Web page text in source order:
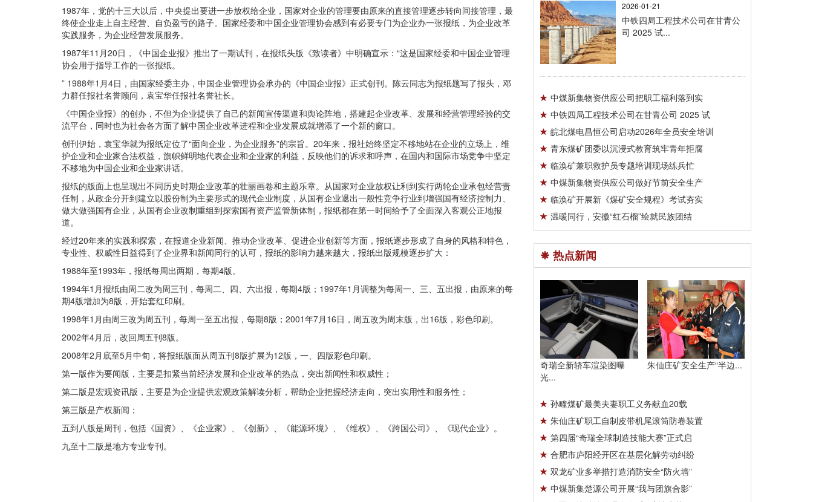
1987年，党的十三大以后，中央提出要进一步放权给企业，国家对企业的管理要由原来的直接管理逐步转向间接管理，最
终使企业走上自主经营、自负盈亏的路子。国家经委和中国企业管理协会感到有必要专门为企业办一张报纸，为企业改革
实践服务，为企业经营发展服务。
1987年11月20日，《中国企业报》推出了一期试刊，在报纸头版《致读者》中明确宣示：“这是国家经委和中国企业管理
协会用于指导工作的一张报纸。
” 1988年1月4日，由国家经委主办，中国企业管理协会承办的《中国企业报》正式创刊。陈云同志为报纸题写了报头，邓
力群任报社名誉顾问，袁宝华任报社名誉社长。
《中国企业报》的创办，不但为企业提供了自己的新闻宣传渠道和舆论阵地，搭建起企业改革、发展和经营管理经验的交
流平台，同时也为社会各方面了解中国企业改革进程和企业发展成就增添了一个新的窗口。
创刊伊始，袁宝华就为报纸定位了“面向企业，为企业服务”的宗旨。20年来，报社始终坚定不移地站在企业的立场上，维
护企业和企业家合法权益，旗帜鲜明地代表企业和企业家的利益，反映他们的诉求和呼声，在国内和国际市场竞争中坚定
不移地为中国企业和企业家讲话。
报纸的版面上也呈现出不同历史时期企业改革的壮丽画卷和主题乐章。从国家对企业放权让利到实行两轮企业承包经营责
任制，从政企分开到建立以股份制为主要形式的现代企业制度，从国有企业退出一般性竞争行业到增强国有经济控制力、
做大做强国有企业，从国有企业改制重组到探索国有资产监管新体制，报纸都在第一时间给予了全面深入客观公正地报
道。
经过20年来的实践和探索，在报道企业新闻、推动企业改革、促进企业创新等方面，报纸逐步形成了自身的风格和特色，
专业性、权威性日益得到了企业界和新闻同行的认可，报纸的影响力越来越大，报纸出版规模逐步扩大：
1988年至1993年，报纸每周出两期，每期4版。
1994年1月报纸由周二改为周三刊，每周二、四、六出报，每期4版；1997年1月调整为每周一、三、五出报，由原来的每
期4版增加为8版，开始套红印刷。
1998年1月由周三改为周五刊，每周一至五出报，每期8版；2001年7月16日，周五改为周末版，出16版，彩色印刷。
2002年4月后，改回周五刊8版。
2008年2月底至5月中旬，将报纸版面从周五刊8版扩展为12版，一、四版彩色印刷。
第一版作为要闻版，主要是扣紧当前经济发展和企业改革的热点，突出新闻性和权威性；
第二版是宏观资讯版，主要是为企业提供宏观政策解读分析，帮助企业把握经济走向，突出实用性和服务性；
第三版是产权新闻；
五到八版是周刊，包括《国资》、《企业家》、《创新》、《能源环境》、《维权》、《跨国公司》、《现代企业》。
九至十二版是地方专业专刊。
2026-01-21
中铁四局工程技术公司在甘青公
司 2025 试...
中煤新集物资供应公司把职工福利落到实
中铁四局工程技术公司在甘青公司 2025 试
皖北煤电昌恒公司启动2026年全员安全培训
青东煤矿团委以沉浸式教育筑牢青年拒腐
临涣矿兼职救护员专题培训现场练兵忙
中煤新集物资供应公司做好节前安全生产
临涣矿开展新《煤矿安全规程》考试夯实
温暖同行，安徽“红石榴”绘就民族团结
热点新闻
奇瑞全新轿车渲染图曝
光...
朱仙庄矿安全生产“半边...
孙疃煤矿最美夫妻职工义务献血20载
朱仙庄矿职工自制皮带机尾滚筒防卷装置
第四届“奇瑞全球制造技能大赛”正式启
合肥市庐阳经开区在基层化解劳动纠纷
双龙矿业多举措打造消防安全“防火墙”
中煤新集楚源公司开展“我与团旗合影”